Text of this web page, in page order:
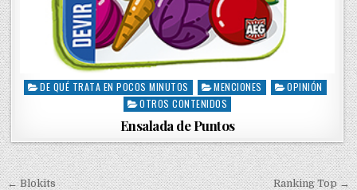
P
e
d
i
DE QUÉ TRATA EN POCOS MINUTOS MENCIONES
OPINIÓN
OTROS CONTENIDOS
Ensalada de Puntos
← Blokits Ranking Top →